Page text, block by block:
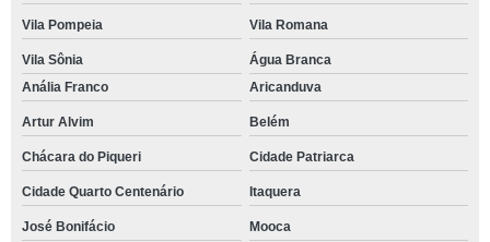
Vila Pompeia Vila Romana
Vila Sônia
Água Branca
Anália Franco
Aricanduva
Artur Alvim Belém
Chácara do Piqueri Cidade Patriarca
Cidade Quarto Centenário Itaquera
José Bonifácio Mooca